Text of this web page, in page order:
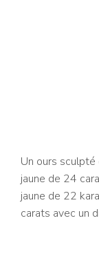
Un ours
jaune de 24
jaune de 22
carats avec un